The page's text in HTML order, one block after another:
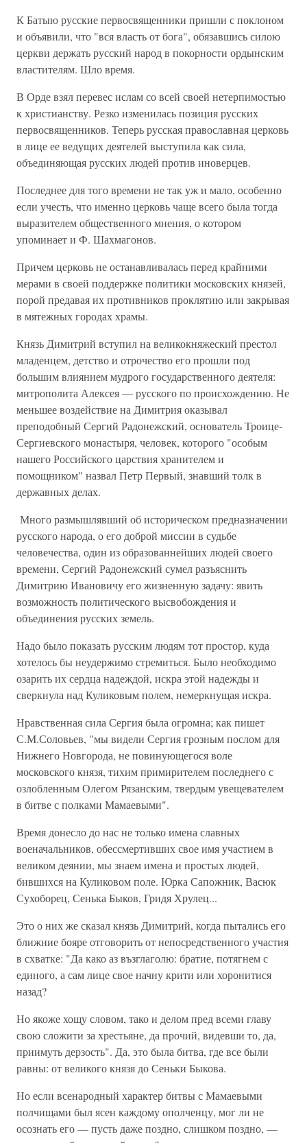
К Батыю русские первосвященники пришли с поклоном
и объявили, что "вся власть от бога", обязавшись силою
церкви держать русский народ в покорности ордынским
властителям. Шло время.
В Орде взял перевес ислам со всей своей нетерпимостью
к христианству. Резко изменилась позиция русских
первосвященников. Теперь русская православная церковь
в лице ее ведущих деятелей выступила как сила,
объединяющая русских людей против иноверцев.
Последнее для того времени не так уж и мало, особенно
если учесть, что именно церковь чаще всего была тогда
выразителем общественного мнения, о котором
упоминает и Ф. Шахмагонов.
Причем церковь не останавливалась перед крайними
мерами в своей поддержке политики московских князей,
порой предавая их противников проклятию или закрывая
в мятежных городах храмы.
Князь Димитрий вступил на великокняжеский престол
младенцем, детство и отрочество его прошли под
большим влиянием мудрого государственного деятеля:
митрополита Алексея — русского по происхождению. Не
меньшее воздействие на Димитрия оказывал
преподобный Сергий Радонежский, основатель Троице-
Сергиевского монастыря, человек, которого "особым
нашего Российского царствия хранителем и
помощником" назвал Петр Первый, знавший толк в
державных делах.
Много размышлявший об историческом предназначении
русского народа, о его доброй миссии в судьбе
человечества, один из образованнейших людей своего
времени, Сергий Радонежский сумел разъяснить
Димитрию Ивановичу его жизненную задачу: явить
возможность политического высвобождения и
объединения русских земель.
Надо было показать русским людям тот простор, куда
хотелось бы неудержимо стремиться. Было необходимо
озарить их сердца надеждой, искра этой надежды и
сверкнула над Куликовым полем, немеркнущая искра.
Нравственная сила Сергия была огромна; как пишет
С.М.Соловьев, "мы видели Сергия грозным послом для
Нижнего Новгорода, не повинующегося воле
московского князя, тихим примирителем последнего с
озлобленным Олегом Рязанским, твердым увещевателем
в битве с полками Мамаевыми".
Время донесло до нас не только имена славных
военачальников, обессмертивших свое имя участием в
великом деянии, мы знаем имена и простых людей,
бившихся на Куликовом поле. Юрка Сапожник, Васюк
Сухоборец, Сенька Быков, Гридя Хрулец...
Это о них же сказал князь Димитрий, когда пытались его
ближние бояре отговорить от непосредственного участия
в схватке: "Да како аз възглаголю: братие, потягнем с
единого, а сам лице свое начну крити или хоронитися
назад?
Но якоже хощу словом, тако и делом пред всеми главу
свою сложити за хрестьяне, да прочий, видевши то, да,
приимуть дерзость". Да, это была битва, где все были
равны: от великого князя до Сеньки Быкова.
Но если всенародный характер битвы с Мамаевыми
полчищами был ясен каждому ополченцу, мог ли не
осознать его — пусть даже поздно, слишком поздно, —